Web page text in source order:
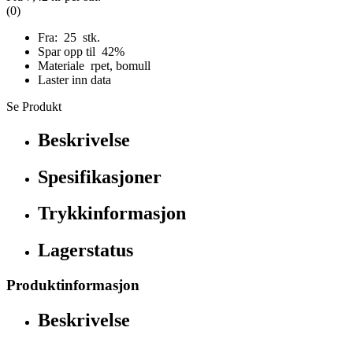
(0)
Fra: 25 stk.
Spar opp til 42%
Materiale rpet, bomull
Laster inn data
Se Produkt
Beskrivelse
Spesifikasjoner
Trykkinformasjon
Lagerstatus
Produktinformasjon
Beskrivelse